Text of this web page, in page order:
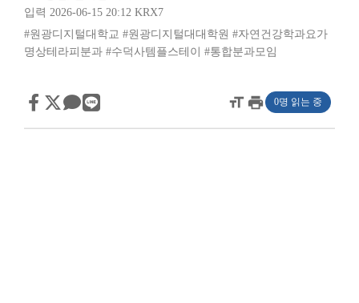
입력 2026-06-15 20:12 KRX7
#원광디지털대학교 #원광디지털대대학원 #자연건강학과요가
명상테라피분과 #수덕사템플스테이 #통합분과모임
format_sizeprint 0명 읽는 중